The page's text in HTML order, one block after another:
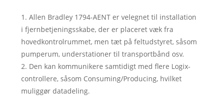
1. Allen Bradley 1794-AENT er velegnet til installation
i fjernbetjeningsskabe, der er placeret væk fra
hovedkontrolrummet, men tæt på feltudstyret, såsom
pumperum, understationer til transportbånd osv.
2. Den kan kommunikere samtidigt med flere Logix-
controllere, såsom Consuming/Producing, hvilket
muliggør datadeling.